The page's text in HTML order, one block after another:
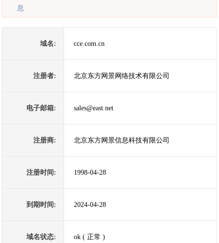
息
域名: cce.com.cn
注册者: 北京东方网景网络技术有限公司
电子邮箱: sales@east.net
注册商: 北京东方网景信息科技有限公司
注册时间: 1998-04-28
到期时间: 2024-04-28
域名状态: ok ( 正常 )